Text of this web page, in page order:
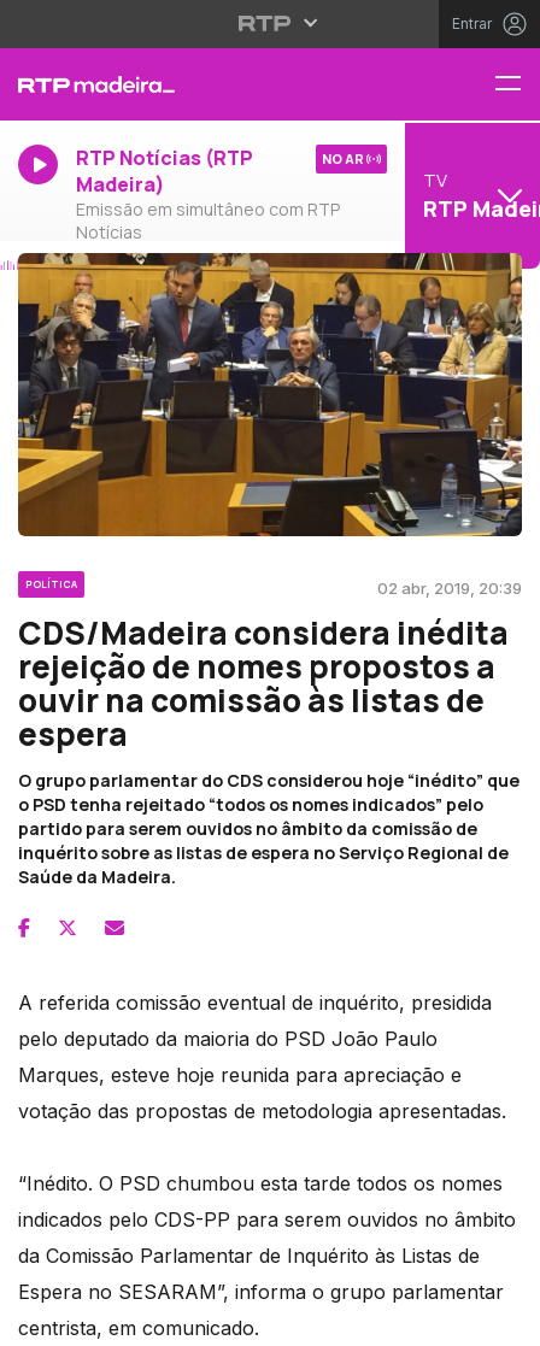
Entrar
RTP Notícias (RTP
Madeira)
Emissão em simultâneo com RTP
Notícias
NO AR
TV
RTP
POLÍTICA 02 abr, 2019, 20:39
CDS/Madeira considera inédita
rejeição de nomes propostos a
ouvir na comissão às listas de
espera
O grupo parlamentar do CDS considerou hoje “inédito” que
o PSD tenha rejeitado “todos os nomes indicados” pelo
partido para serem ouvidos no âmbito da comissão de
inquérito sobre as listas de espera no Serviço Regional de
Saúde da Madeira.
A referida comissão eventual de inquérito, presidida
pelo deputado da maioria do PSD João Paulo
Marques, esteve hoje reunida para apreciação e
votação das propostas de metodologia apresentadas.
“Inédito. O PSD chumbou esta tarde todos os nomes
indicados pelo CDS-PP para serem ouvidos no âmbito
da Comissão Parlamentar de Inquérito às Listas de
Espera no SESARAM”, informa o grupo parlamentar
centrista, em comunicado.